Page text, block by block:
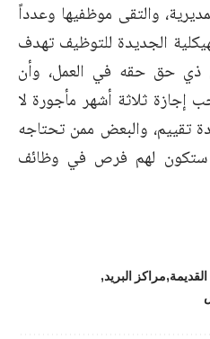
والتقى موظفيها وعدداً
الجديدة للتوظيف تهدف
ذي حق حقه في العمل، وأن
إجازة ثلاثة أشهر مأجورة لا
تقييم، والبعض ممن تحتاجه
ستكون لهم فرص في وظائف
مراكز البريد